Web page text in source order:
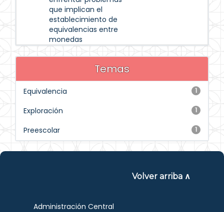
que implican el
establecimiento de
equivalencias entre
monedas
Temas
1
Equivalencia
1
Exploración
1
Preescolar
Volver arriba ∧
Administración Central